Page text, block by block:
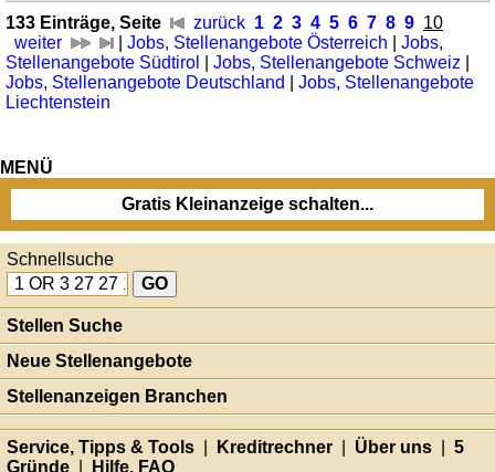
133 Einträge, Seite zurück 1 2 3 4 5 6 7 8 9 10
weiter
Jobs, Stellenangebote Österreich
Jobs,
Stellenangebote Südtirol
Jobs, Stellenangebote Schweiz
Jobs, Stellenangebote Deutschland
Jobs, Stellenangebote
Liechtenstein
MENÜ
Gratis Kleinanzeige schalten...
Schnellsuche
Stellen Suche
Neue Stellenangebote
Stellenanzeigen Branchen
Service, Tipps & Tools Kreditrechner Über uns
5
Gründe
Hilfe, FAQ